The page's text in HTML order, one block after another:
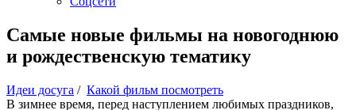
Самые новые фильмы на новогоднюю
и рождественскую тематику
Идеи досуга / Какой фильм посмотреть
В зимнее время, перед наступлением любимых праздников,